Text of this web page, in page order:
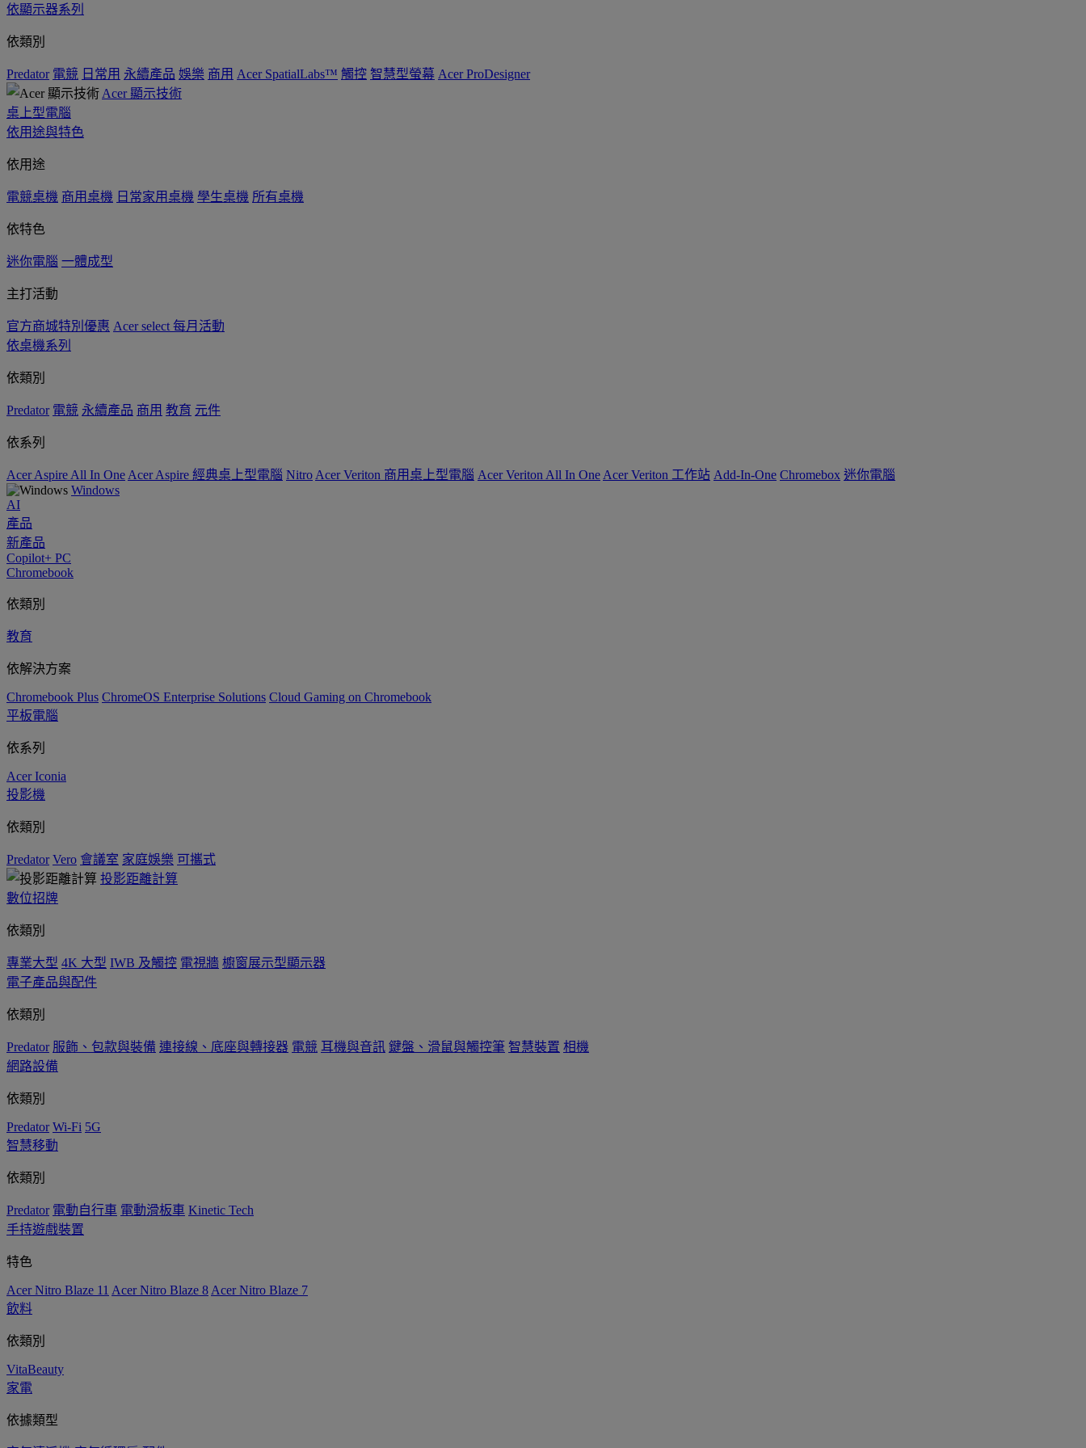
依顯示器系列
依類別
Predator 電競 日常用 永續產品 娛樂 商用 Acer SpatialLabs™ 觸控 智慧型螢幕 Acer ProDesigner
Acer 顯示技術
桌上型電腦
依用途與特色
依用途
電競桌機 商用桌機 日常家用桌機 學生桌機 所有桌機
依特色
迷你電腦 一體成型
主打活動
官方商城特別優惠 Acer select 每月活動
依桌機系列
依類別
Predator 電競 永續產品 商用 教育 元件
依系列
Acer Aspire All In One Acer Aspire 經典桌上型電腦 Nitro Acer Veriton 商用桌上型電腦 Acer Veriton All In One Acer Veriton 工作站 Add-In-One Chromebox 迷你電腦
Windows
AI
產品
新產品
Copilot+ PC
Chromebook
依類別
教育
依解決方案
Chromebook Plus ChromeOS Enterprise Solutions Cloud Gaming on Chromebook
平板電腦
依系列
Acer Iconia
投影機
依類別
Predator Vero 會議室 家庭娛樂 可攜式
投影距離計算
數位招牌
依類別
專業大型 4K 大型 IWB 及觸控 電視牆 櫥窗展示型顯示器
電子產品與配件
依類別
Predator 服飾、包款與裝備 連接線、底座與轉接器 電競 耳機與音訊 鍵盤、滑鼠與觸控筆 智慧裝置 相機
網路設備
依類別
Predator Wi-Fi 5G
智慧移動
依類別
Predator 電動自行車 電動滑板車 Kinetic Tech
手持遊戲裝置
特色
Acer Nitro Blaze 11 Acer Nitro Blaze 8 Acer Nitro Blaze 7
飲料
依類別
VitaBeauty
家電
依據類型